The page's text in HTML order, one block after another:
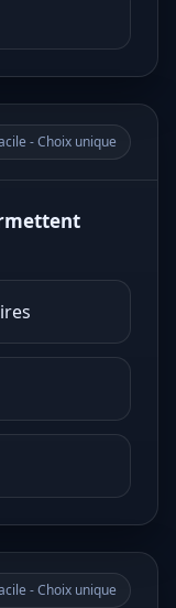
- Choix unique
- Choix unique